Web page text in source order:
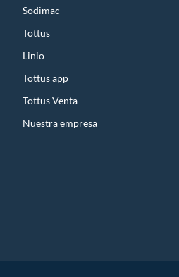
Sodimac
Tottus
Linio
Tottus app
Tottus Venta
Nuestra empresa